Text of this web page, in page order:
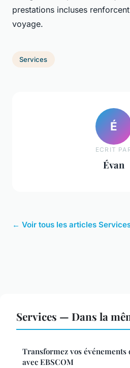
prestations incluses
voyage.
Services
É
ECRIT
Évan
← Voir tous les articles
Services — Dans la
Transformez vos
avec EBSCOM